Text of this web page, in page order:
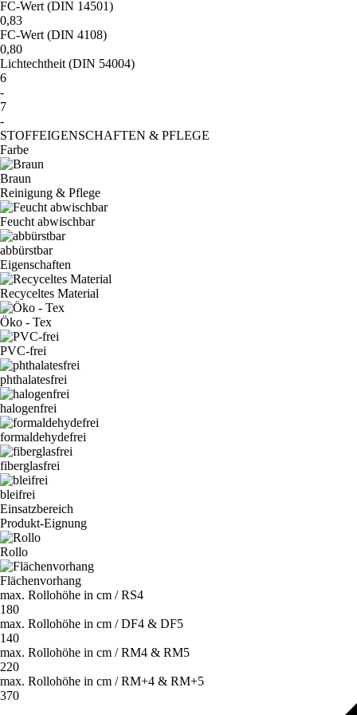
FC-Wert (DIN 14501)
0,83
FC-Wert (DIN 4108)
0,80
Lichtechtheit (DIN 54004)
6
-
7
-
STOFFEIGENSCHAFTEN & PFLEGE
Farbe
Braun
Reinigung & Pflege
Feucht abwischbar
abbürstbar
Eigenschaften
Recyceltes Material
Öko - Tex
PVC-frei
phthalatesfrei
halogenfrei
formaldehydefrei
fiberglasfrei
bleifrei
Einsatzbereich
Produkt-Eignung
Rollo
Flächenvorhang
max. Rollohöhe in cm / RS4
180
max. Rollohöhe in cm / DF4 & DF5
140
max. Rollohöhe in cm / RM4 & RM5
220
max. Rollohöhe in cm / RM+4 & RM+5
370